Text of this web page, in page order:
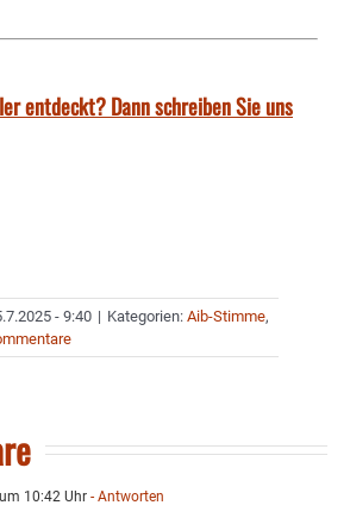
entdeckt? Dann schreiben Sie uns
- 9:40 | Kategorien: Aib-Stimme,
10:42 Uhr - Antworten